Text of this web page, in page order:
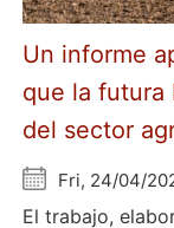
Un informe
que la futura
del sector
Fri, 24/04/
El trabajo,